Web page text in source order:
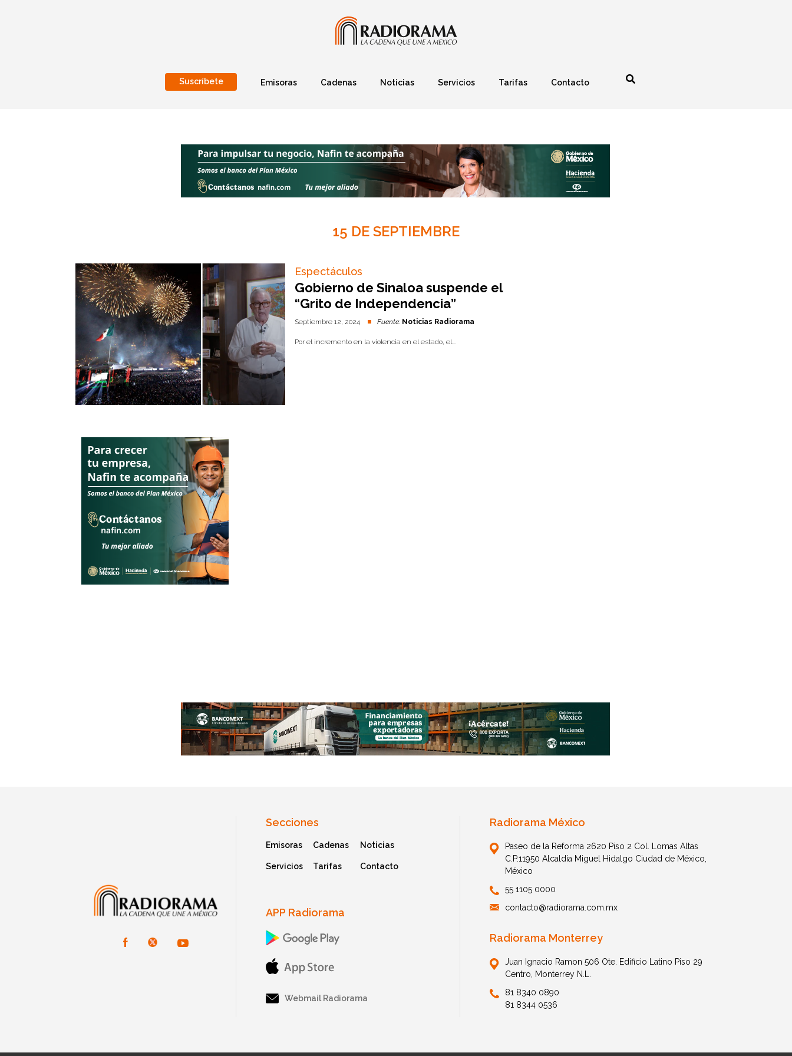
Suscríbete Emisoras Cadenas Noticias Servicios Tarifas Contacto
15 DE SEPTIEMBRE
Espectáculos
Gobierno de Sinaloa suspende el
“Grito de Independencia”
Septiembre 12, 2024 Fuente: Noticias Radiorama
Por el incremento en la violencia en el estado, el...
Secciones
Emisoras Cadenas Noticias
Servicios Tarifas Contacto
APP Radiorama
Webmail Radiorama
Radiorama México
Paseo de la Reforma 2620 Piso 2 Col. Lomas Altas
C.P.11950 Alcaldía Miguel Hidalgo Ciudad de México,
México
55 1105 0000
contacto@radiorama.com.mx
Radiorama Monterrey
Juan Ignacio Ramon 506 Ote. Edificio Latino Piso 29
Centro, Monterrey N.L.
81 8340 0890
81 8344 0536